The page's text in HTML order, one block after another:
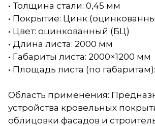
• Толщина стали: 0,45 мм
• Покрытие: Цинк
• Цвет: оцинкованный (БЦ)
• Длина листа: 2000 мм
• Габариты листа: 2000×1200 мм
• Площадь листа (по
Область применения:
устройства кровельных
облицовки фасадов и